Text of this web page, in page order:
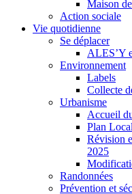
Maison
Action sociale
Vie quotidienne
Se déplacer
ALES’Y
Environnement
Labels
Collecte
Urbanisme
Accueil
Plan
Révision
2025
Randonnées
Prévention et